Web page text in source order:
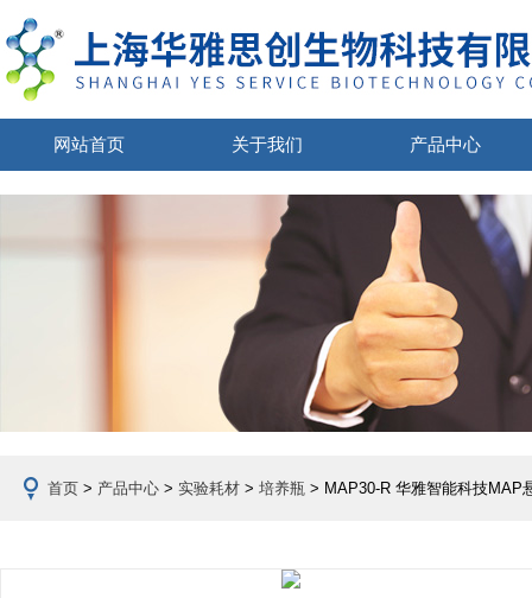
网站首页 关于我们 产品中心
首页 > 产品中心 > 实验耗材 > 培养瓶 > MAP30-R 华雅智能科技MAP